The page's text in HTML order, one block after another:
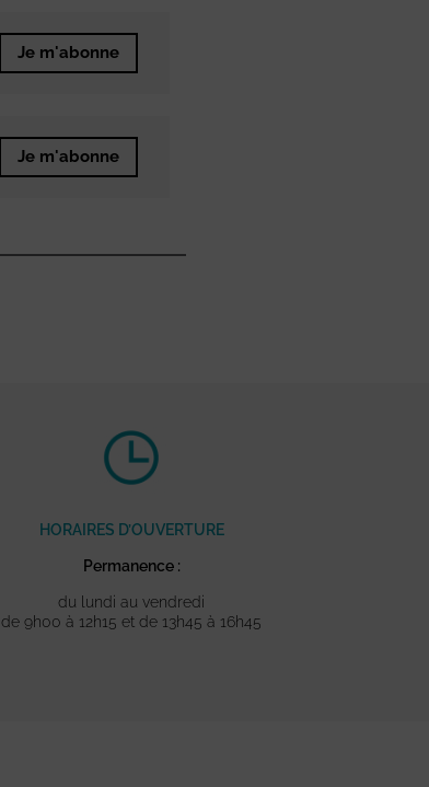
Je m'abonne
Je m'abonne
HORAIRES D’OUVERTURE
Permanence :
du lundi au vendredi
de 9h00 à 12h15 et de 13h45 à 16h45